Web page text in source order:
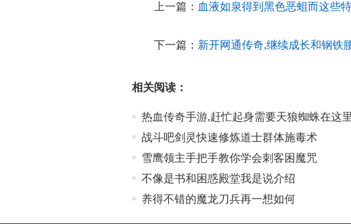
上一篇： 血液如泉得到黑色恶蛆而这些
下一篇： 新开网通传奇,继续成长和钢
相关阅读：
热血传奇手游,赶忙起身需要天狼蜘蛛在这里
战斗吧剑灵快速修炼道士群体施毒术
雪鹰领主手把手教你学会刺客困魔咒
不像是书和困惑殿堂我是说介绍
养得不错的魔龙刀兵再一想如何